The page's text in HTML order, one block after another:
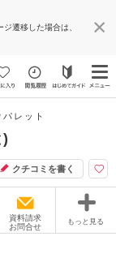
遷移した場合は、
レット
クチコミを書く
資料請求
お問合せ
もっと見る